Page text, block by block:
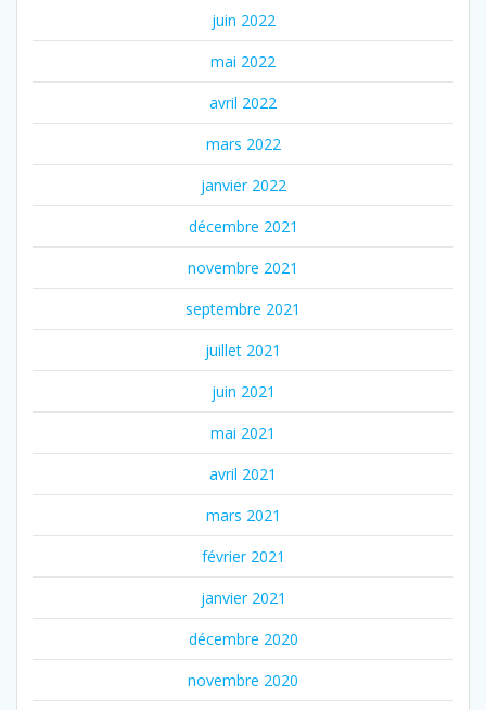
juin 2022
mai 2022
avril 2022
mars 2022
janvier 2022
décembre 2021
novembre 2021
septembre 2021
juillet 2021
juin 2021
mai 2021
avril 2021
mars 2021
février 2021
janvier 2021
décembre 2020
novembre 2020